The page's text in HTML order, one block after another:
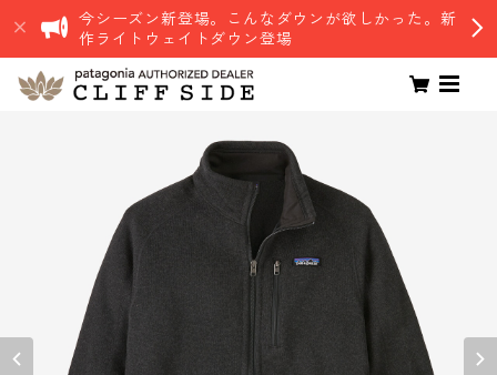
今シーズン新登場。こんなダウンが欲しかった。新
作ライトウェイトダウン登場